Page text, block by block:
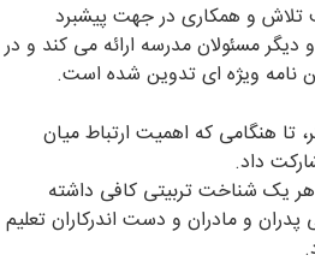
تلاش و همکاری در جهت پیشبرد
مسئولان مدرسه ارائه می کند و در
نامه ویژه ای تدوین شده است.
هنگامی که اهمیت ارتباط میان
داد.
یک شناخت تربیتی کافی داشته
و مادران و دست اندرکاران تعلیم